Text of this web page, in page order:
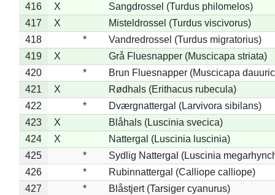
416
X
Sangdrossel (Turdus philomelos)
417
X
Misteldrossel (Turdus viscivorus)
418
*
Vandredrossel (Turdus migratorius)
419
X
Grå Fluesnapper (Muscicapa striata)
420
*
Brun Fluesnapper (Muscicapa
421
X
Rødhals (Erithacus rubecula)
422
*
Dværgnattergal (Larvivora sibilans)
423
X
Blåhals (Luscinia svecica)
424
X
Nattergal (Luscinia luscinia)
425
*
Sydlig Nattergal (Luscinia
426
*
Rubinnattergal (Calliope calliope)
427
*
Blåstjert (Tarsiger cyanurus)